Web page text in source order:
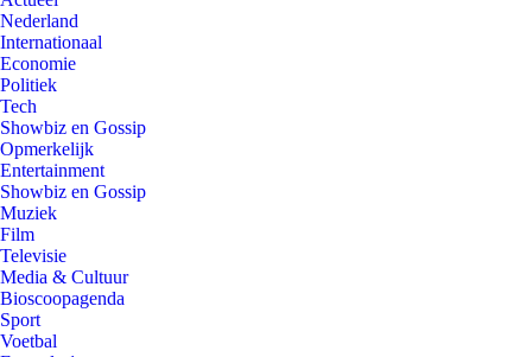
Nederland
Internationaal
Economie
Politiek
Tech
Showbiz en Gossip
Opmerkelijk
Entertainment
Showbiz en Gossip
Muziek
Film
Televisie
Media & Cultuur
Bioscoopagenda
Sport
Voetbal